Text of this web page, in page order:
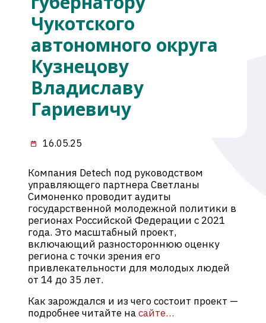
Чукотского
автономного округа
Кузнецову
Владиславу
Гариевичу
16.05.25
Компания Detech под руководством
управляющего партнера Светланы
Симоненко проводит аудиты
государственной молодежной политики в
регионах Российской Федерации с 2021
года. Это масштабный проект,
включающий разностороннюю оценку
региона с точки зрения его
привлекательности для молодых людей
от 14 до 35 лет.
Как зарождался и из чего состоит проект —
подробнее читайте насайте…